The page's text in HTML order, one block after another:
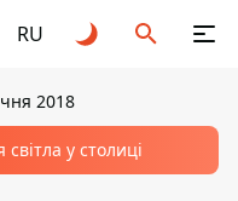
RU
2018
у столиці